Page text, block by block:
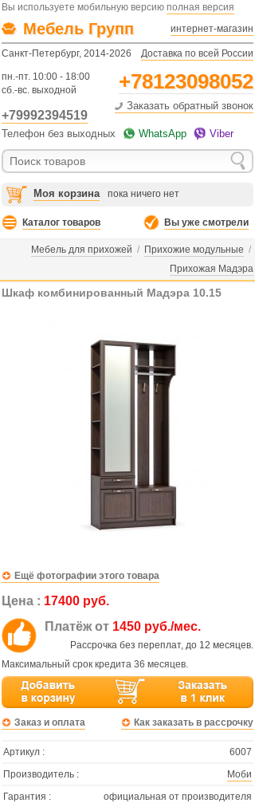
Вы используете мобильную версию полная версия
Мебель Групп интернет-магазин
Санкт-Петербург, 2014-2026 Доставка по всей России
пн.-пт. 10:00 - 18:00
сб.-вс. выходной
+78123098052
+79992394519
Заказать обратный звонок
Телефон без выходных WhatsApp Viber
Моя корзина пока ничего нет
Каталог товаров Вы уже смотрели
Мебель для прихожей / Прихожие модульные /
Прихожая Мадэра
Шкаф комбинированный Мадэра 10.15
Ещё фотографии этого товара
Цена : 17400 руб.
Платёж от 1450 руб./мес.
Рассрочка без переплат, до 12 месяцев.
Максимальный срок кредита 36 месяцев.
Заказ и оплата Как заказать в рассрочку
Артикул :
6007
Производитель :
Моби
Гарантия :
официальная от производителя